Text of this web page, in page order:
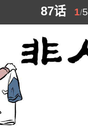
87话 1/5